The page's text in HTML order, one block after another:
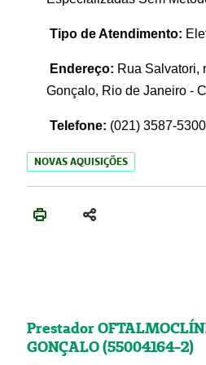
Tipo de Atendimento:
Endereço: Rua Salvatori,
Gonçalo, Rio de Janeiro -
Telefone: (021) 3587-5300
NOVAS AQUISIÇÕES
Prestador
GONÇALO (55004164-2)